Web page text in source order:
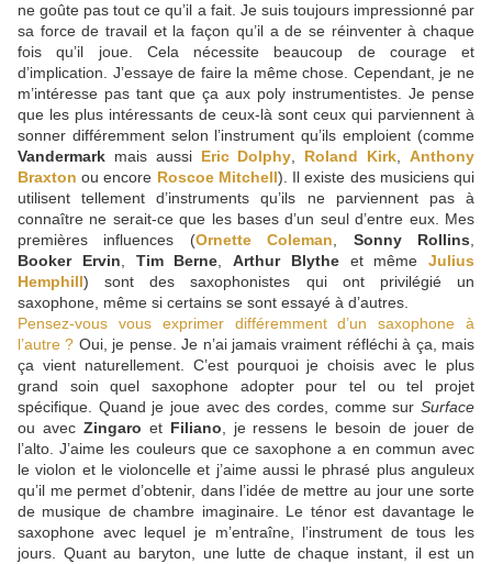
ne goûte pas tout ce qu’il a fait. Je suis toujours impressionné par
sa force de travail et la façon qu’il a de se réinventer à chaque
fois qu’il joue. Cela nécessite beaucoup de courage et
d’implication. J’essaye de faire la même chose. Cependant, je ne
m’intéresse pas tant que ça aux poly instrumentistes. Je pense
que les plus intéressants de ceux-là sont ceux qui parviennent à
sonner différemment selon l’instrument qu’ils emploient (comme
Vandermark mais aussi Eric Dolphy Roland Kirk ,Anthony
Braxton ou encore Roscoe Mitchell). Il existe des musiciens qui
utilisent tellement d’instruments qu’ils ne parviennent pas à
connaître ne serait-ce que les bases d’un seul d’entre eux. Mes
premières influences (Ornette Coleman Sonny Rollins
Booker Ervin
Tim Berne Arthur Blytheet même Julius
Hemphill) sont des saxophonistes qui ont privilégié un
saxophone, même si certains se sont essayé à d’autres.
Pensez-vous vous exprimer différemment d’un saxophone à
l’autre ? Oui, je pense. Je n’ai jamais vraiment réfléchi à ça, mais
ça vient naturellement. C’est pourquoi je choisis avec le plus
grand soin quel saxophone adopter pour tel ou tel projet
spécifique. Quand je joue avec des cordes, comme sur Surface
ou avec Zingaro et Filiano , je ressens le besoin de jouer de
l’alto. J’aime les couleurs que ce saxophone a en commun avec
le violon et le violoncelle et j’aime aussi le phrasé plus anguleux
qu’il me permet d’obtenir, dans l’idée de mettre au jour une sorte
de musique de chambre imaginaire. Le ténor est davantage le
saxophone avec lequel je m’entraîne, l’instrument de tous les
jours. Quant au baryton, une lutte de chaque instant, il est un